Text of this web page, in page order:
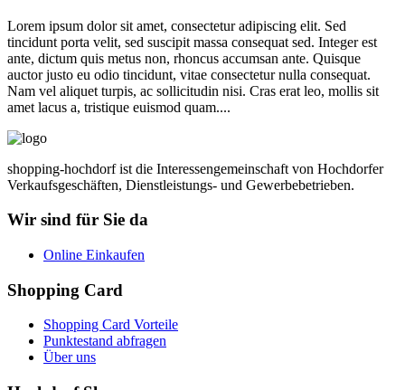
Lorem ipsum dolor sit amet, consectetur adipiscing elit. Sed
tincidunt porta velit, sed suscipit massa consequat sed. Integer est
ante, dictum quis metus non, rhoncus accumsan ante. Quisque
auctor justo eu odio tincidunt, vitae consectetur nulla consequat.
Nam vel aliquet turpis, ac sollicitudin nisi. Cras erat leo, mollis sit
amet lacus a, tristique euismod quam....
shopping-hochdorf ist die Interessengemeinschaft von Hochdorfer
Verkaufsgeschäften, Dienstleistungs- und Gewerbebetrieben.
Wir sind für Sie da
Online Einkaufen
Shopping Card
Shopping Card Vorteile
Punktestand abfragen
Über uns